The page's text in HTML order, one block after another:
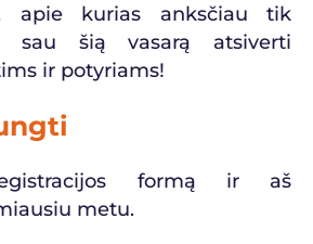
apie kurias anksčiau tik
sau šią vasarą atsiverti
ir potyriams!
formą ir aš
metu.